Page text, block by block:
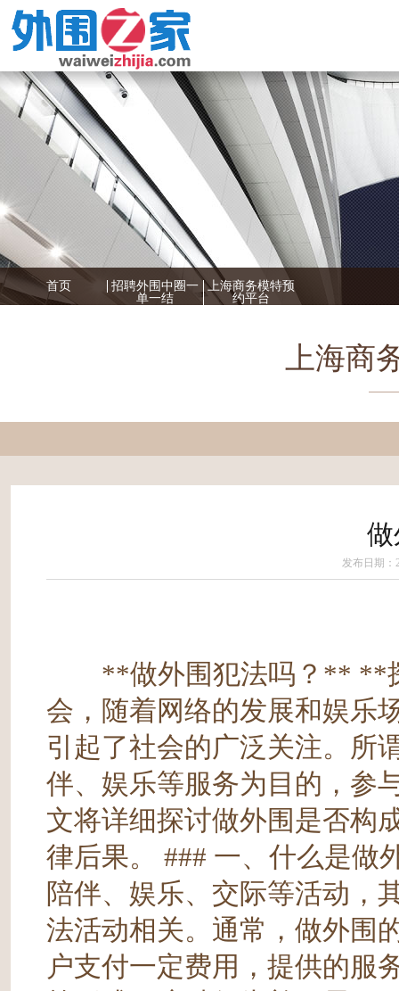
首页
招聘外围中圈一
单一结
上海商务模特预
约平台
上海商
发布日期：
**做外围犯法吗？** **探
会，随着网络的发展和娱乐
引起了社会的广泛关注。所
伴、娱乐等服务为目的，参
文将详细探讨做外围是否构
律后果。 ### 一、什么是做
陪伴、娱乐、交际等活动，
法活动相关。通常，做外围
户支付一定费用，提供的服